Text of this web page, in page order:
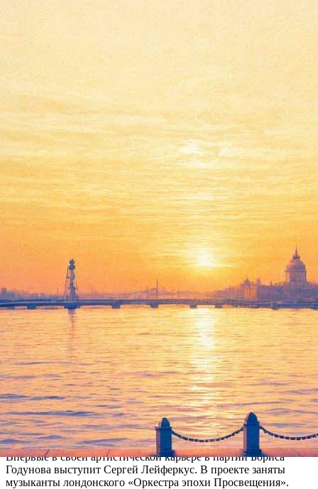
В Михайловском театре
«Царя Бориса» представит
маэстро Владимир
Юровский
Версия для печати
Согласно информации пресс-службы Михайловского театра, 3
и 4 января 2015 года на сцене Михайловского театра пройдет
музыкально-литературное представление по первой редакции
«Бориса Годунова» Модеста Мусоргского и текстам Николая
Карамзина. Музыкальным руководителем и дирижером
постановки станет Владимир Юровский, один из самых
значительных маэстро планеты, главный дирижер
Лондонского филармонического оркестра, художественный
руководитель ГАСО им. Е.Светланова. Автором литературной
композиции и сценической версии – Виталий Фиалковский.
Впервые в своей артистической карьере в партии Бориса
Годунова выступит Сергей Лейферкус. В проекте заняты
музыканты лондонского «Оркестра эпохи Просвещения».